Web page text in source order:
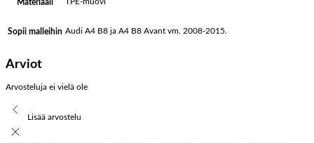
Materiaali
Sopii malleihin Audi A4 B8 ja A4 B8 Avant vm. 2008-2015.
Arviot
Arvosteluja ei vielä ole
Lisää arvostelu